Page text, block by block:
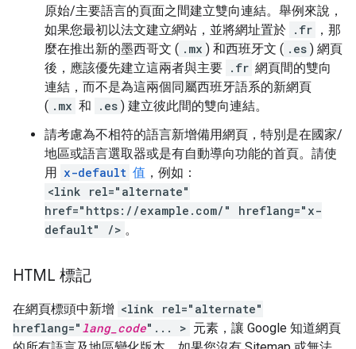
原始/主要語言的頁面之間建立雙向連結。舉例來說，
如果您最初以法文建立網站，並將網址置於 .fr ，那
麼在推出新的墨西哥文 ( .mx ) 和西班牙文 ( .es ) 網頁
後，應該優先建立這兩者與主要 .fr 網頁間的雙向
連結，而不是為這兩個同屬西班牙語系的新網頁
( .mx 和 .es ) 建立彼此間的雙向連結。
請考慮為不相符的語言新增備用網頁，特別是在國家/
地區或語言選取器或是有自動導向功能的首頁。請使
用 x-default 值 ，例如：
<link rel="alternate"
href="https://example.com/" hreflang="x-
default" /> 。
HTML 標記
在網頁標頭中新增 <link rel="alternate"
hreflang=" lang_code"... > 元素，讓 Google 知道網頁